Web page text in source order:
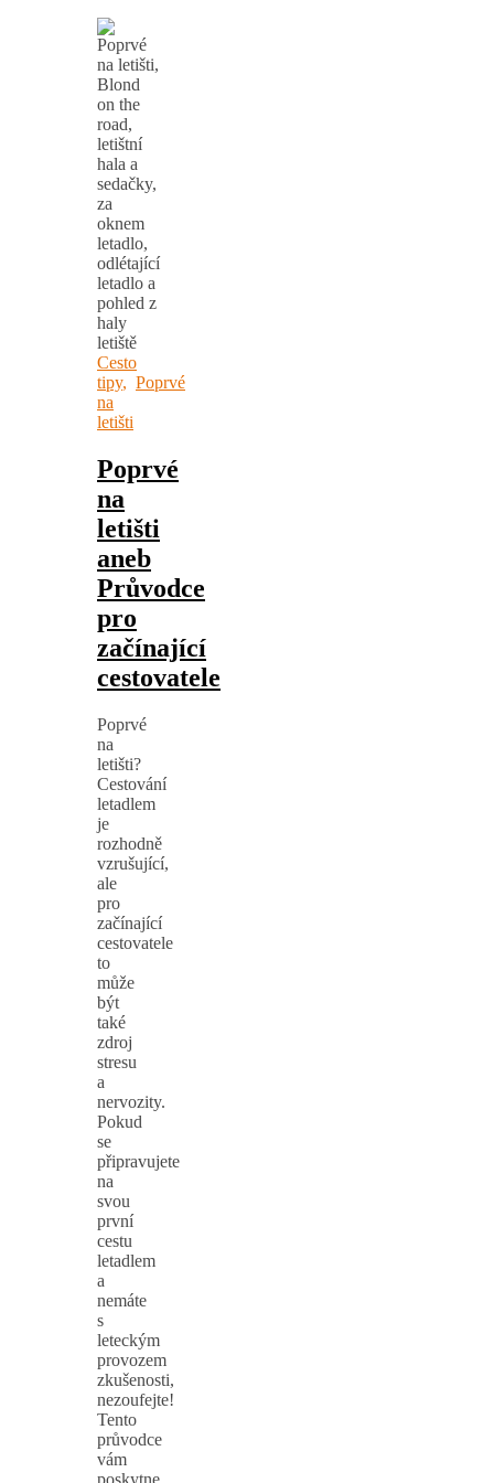
Cesto
tipy, Poprvé
na
letišti
Poprvé
na
letišti
aneb
Průvodce
pro
začínající
cestovatele
Poprvé
na
letišti?
Cestování
letadlem
je
rozhodně
vzrušující,
ale
pro
začínající
cestovatele
to
může
být
také
zdroj
stresu
a
nervozity.
Pokud
se
připravujete
na
svou
první
cestu
letadlem
a
nemáte
s
leteckým
provozem
zkušenosti,
nezoufejte!
Tento
průvodce
vám